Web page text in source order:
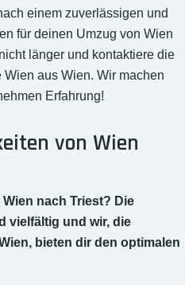
einem zuverlässigen und
für deinen Umzug von Wien
länger und kontaktiere die
aus Wien. Wir machen
Erfahrung!
von Wien
nach Triest? Die
vielfältig und wir, die
bieten dir den optimalen